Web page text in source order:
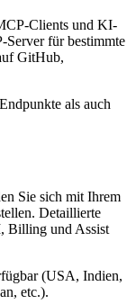
Clients und KI-
für bestimmte
GitHub,
als auch
Sie sich mit Ihrem
Detaillierte
Billing und Assist
(USA, Indien,
etc.).